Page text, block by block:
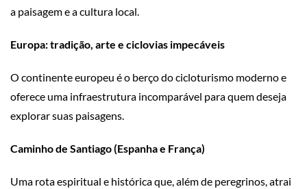
a paisagem e a cultura local.
Europa: tradição, arte e ciclovias impecáveis
O continente europeu é o berço do cicloturismo moderno e
oferece uma infraestrutura incomparável para quem deseja
explorar suas paisagens.
Caminho de Santiago (Espanha e França)
Uma rota espiritual e histórica que, além de peregrinos, atrai